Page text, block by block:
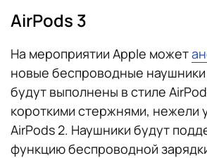
AirPods 3
На мероприятии Apple может
новые беспроводные наушники
будут выполнены в стиле
короткими стержнями, нежели
AirPods 2. Наушники будут
функцию беспроводной